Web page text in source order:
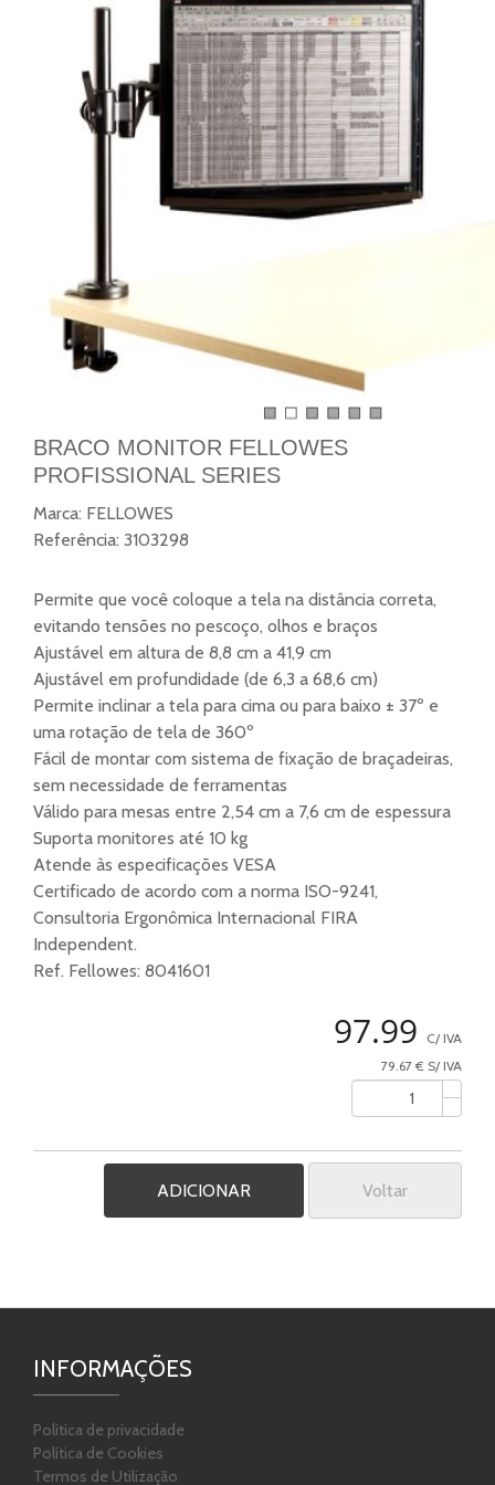
BRACO MONITOR FELLOWES
PROFISSIONAL SERIES
Marca: FELLOWES
Referência: 3103298
Permite que você coloque a tela na distância correta,
evitando tensões no pescoço, olhos e braços
Ajustável em altura de 8,8 cm a 41,9 cm
Ajustável em profundidade (de 6,3 a 68,6 cm)
Permite inclinar a tela para cima ou para baixo ± 37º e
uma rotação de tela de 360º
Fácil de montar com sistema de fixação de braçadeiras,
sem necessidade de ferramentas
Válido para mesas entre 2,54 cm a 7,6 cm de espessura
Suporta monitores até 10 kg
Atende às especificações VESA
Certificado de acordo com a norma ISO-9241,
Consultoria Ergonômica Internacional FIRA
Independent.
Ref. Fellowes: 8041601
97.99
C/ IVA
79.67 € S/ IVA
Voltar
INFORMAÇÕES
Politica de privacidade
Política de Cookies
Termos de Utilização